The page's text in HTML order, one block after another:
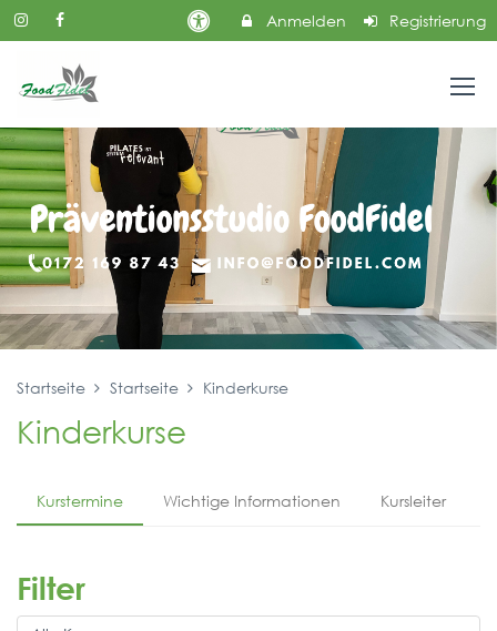
Anmelden Registrierung
Startseite Startseite Kinderkurse
Kinderkurse
Kurstermine Wichtige Informationen Kursleiter
Filter